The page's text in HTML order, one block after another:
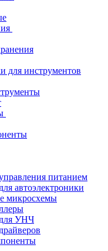
для инструментов
питанием
автоэлектроники
микросхемы
УНЧ